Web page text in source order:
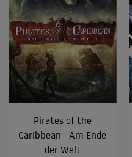
Pirates of the
Caribbean - Am Ende
der Welt